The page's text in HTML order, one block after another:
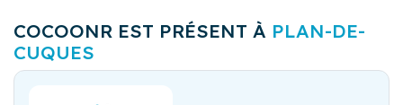
COCOONR EST PRÉSENT À PLAN-DE-
CUQUES